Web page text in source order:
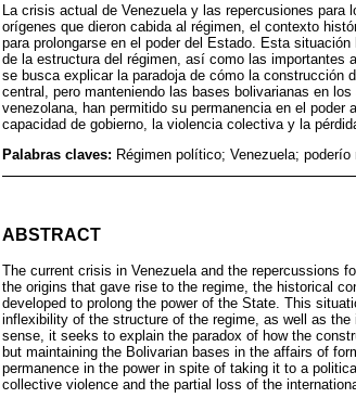
La crisis actual de Venezuela y las repercusiones
orígenes que dieron cabida al régimen, el contexto
para prolongarse en el poder del Estado. Esta
de la estructura del régimen, así como las importantes
se busca explicar la paradoja de cómo la construcción
central, pero manteniendo las bases bolivarianas en
venezolana, han permitido su permanencia en el
capacidad de gobierno, la violencia colectiva y la
Palabras claves: Régimen político; Venezuela;
ABSTRACT
The current crisis in Venezuela and the repercussions
the origins that gave rise to the regime, the historical
developed to prolong the power of the State. This
inflexibility of the structure of the regime, as well as
sense, it seeks to explain the paradox of how the
but maintaining the Bolivarian bases in the affairs of
permanence in the power in spite of taking it to a
collective violence and the partial loss of the